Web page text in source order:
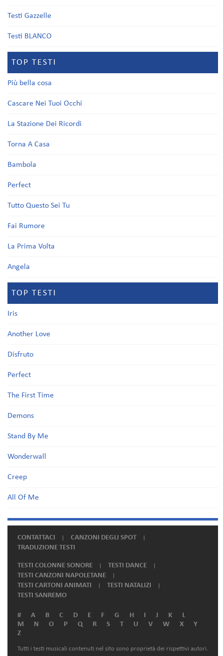
Testi Gazzelle
Testi BLANCO
TOP TESTI
Più bella cosa
Cascare Nei Tuoi Occhi
La Stazione Dei Ricordi
Torna A Casa
Bambola
Perfect
Tutto Questo Sei Tu
Fai Rumore
La Prima Volta
Angela
TOP TESTI
Iris
Another Love
Disfruto
Perfect
The First Time
Demons
Stand By Me
Wonderwall
Creep
All Of Me
CONTATTACI
CANZONI DEGLI SPOT
TRADUZIONE TESTI
TESTI COLONNE SONORE
TESTI DANCE
TESTI CANZONI NAPOLETANE
TESTI CARTONI ANIMATI
TESTI NATALIZI
TESTI SANREMO
# A B C D E F G H I J K
L
M
N O P Q R S T U V W X
Y
Z
Tutti i testi musicali contenuti nel sito sono proprietà dei rispettivi autori.